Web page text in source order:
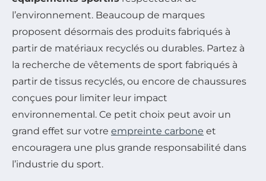
l’environnement. Beaucoup de marques
proposent désormais des produits fabriqués à
partir de matériaux recyclés ou durables. Partez à
la recherche de vêtements de sport fabriqués à
partir de tissus recyclés, ou encore de chaussures
conçues pour limiter leur impact
environnemental. Ce petit choix peut avoir un
grand effet sur votre empreinte carbone et
encouragera une plus grande responsabilité dans
l’industrie du sport.